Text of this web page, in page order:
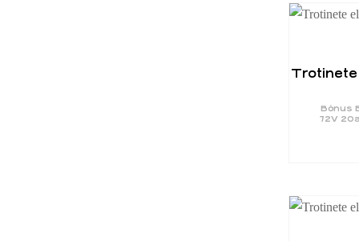
Trotinete
Bónus
72V